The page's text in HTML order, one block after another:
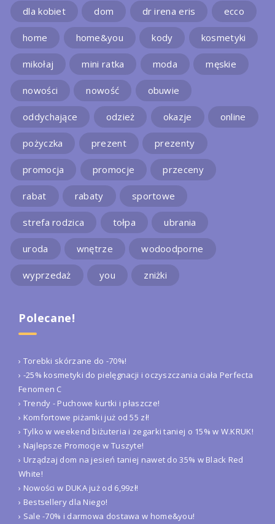
dla kobiet dom dr irena eris ecco
home home&you kody kosmetyki
mikołaj mini ratka moda męskie
nowości nowość obuwie
oddychające odzież okazje online
pożyczka prezent prezenty
promocja promocje przeceny
rabat rabaty sportowe
strefa rodzica tołpa ubrania
uroda wnętrze wodoodporne
wyprzedaż you zniżki
Polecane!
› Torebki skórzane do -70%!
› -25% kosmetyki do pielęgnacji i oczyszczania ciała Perfecta
Fenomen C
› Trendy - Puchowe kurtki i płaszcze!
› Komfortowe piżamki już od 55 zł!
› Tylko w weekend biżuteria i zegarki taniej o 15% w W.KRUK!
› Najlepsze Promocje w Tuszyte!
› Urządzaj dom na jesień taniej nawet do 35% w Black Red
White!
› Nowości w DUKA już od 6,99zł!
› Bestsellery dla Niego!
› Sale -70% i darmowa dostawa w home&you!